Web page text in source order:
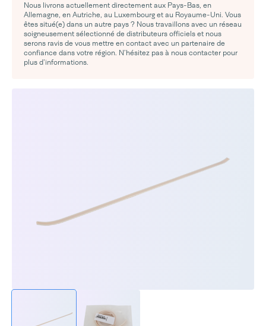
Nous livrons actuellement directement aux Pays-Bas, en
Allemagne, en Autriche, au Luxembourg et au Royaume-Uni. Vous
êtes situé(e) dans un autre pays ? Nous travaillons avec un réseau
soigneusement sélectionné de distributeurs officiels et nous
serons ravis de vous mettre en contact avec un partenaire de
confiance dans votre région. N’hésitez pas à nous contacter pour
plus d’informations.